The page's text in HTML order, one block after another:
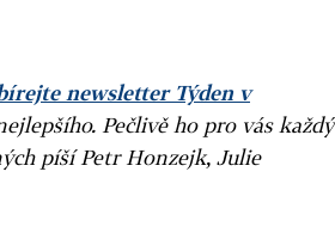
newsletter Týden v
Pečlivě ho pro vás každý
píší Petr Honzejk, Julie